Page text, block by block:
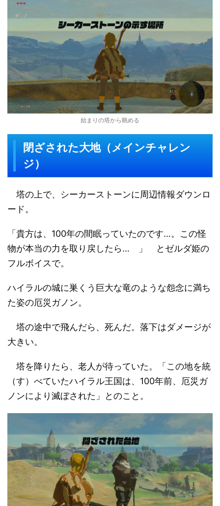
始まりの塔から眺める
閉ざされた大地（メインチャレン
ジ）
塔の上で、シーカーストーンに周辺情報ダウンロ
ード。
「貴方は、100年の間眠っていたのです…。この怪
物が本当の力を取り戻したら… 」 とゼルダ姫の
フルボイスで。
ハイラルの城に巣くう巨大な竜のような怨念に満ち
た姿の厄災ガノン。
塔の途中で飛んだら、死んだ。落下はダメージが
大きい。
塔を降りたら、老人が待っていた。「この地を統
（す）べていたハイラル王国は、100年前、厄災ガ
ノンにより滅ぼされた」とのこと。